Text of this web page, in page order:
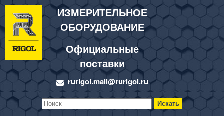
ИЗМЕРИТЕЛЬНОЕ
ОБОРУДОВАНИЕ
Официальные
поставки
rurigol.mail@rurigol.ru